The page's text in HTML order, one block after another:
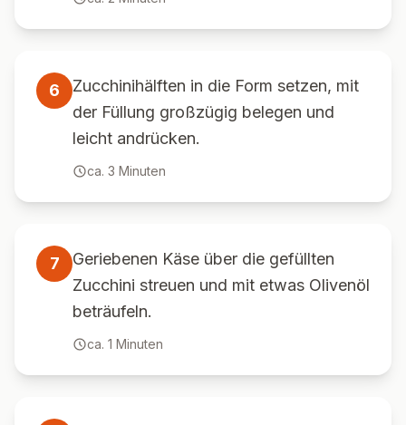
6
Zucchinihälften in die Form setzen, mit
der Füllung großzügig belegen und
leicht andrücken.
ca. 3 Minuten
7
Geriebenen Käse über die gefüllten
Zucchini streuen und mit etwas Olivenöl
beträufeln.
ca. 1 Minuten